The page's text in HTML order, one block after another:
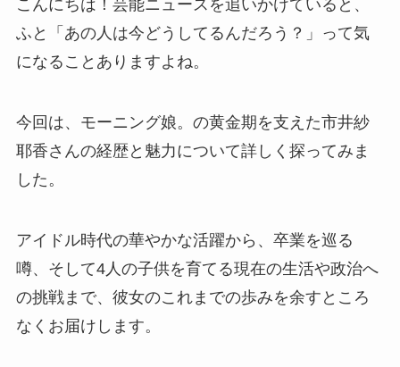
こんにちは！芸能ニュースを追いかけていると、
ふと「あの人は今どうしてるんだろう？」って気
になることありますよね。
今回は、モーニング娘。の黄金期を支えた市井紗
耶香さんの経歴と魅力について詳しく探ってみま
した。
アイドル時代の華やかな活躍から、卒業を巡る
噂、そして4人の子供を育てる現在の生活や政治へ
の挑戦まで、彼女のこれまでの歩みを余すところ
なくお届けします。